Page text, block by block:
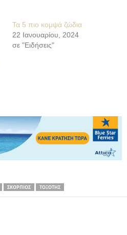
Τα 5 πιο κομψά ζώδια
22 Ιανουαρίου, 2024
σε "Ειδήσεις"
ΣΚΟΡΠΙΟΣ ΤΟΞΟΤΗΣ